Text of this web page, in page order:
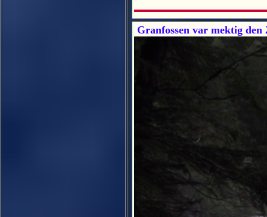
Granfossen var mektig den